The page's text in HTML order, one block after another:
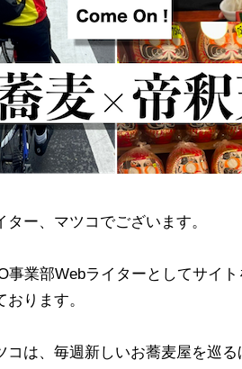
ー、マツコでございます。
事業部Webライターとしてサイ
ります。
コは、毎週新しいお蕎麦屋を巡